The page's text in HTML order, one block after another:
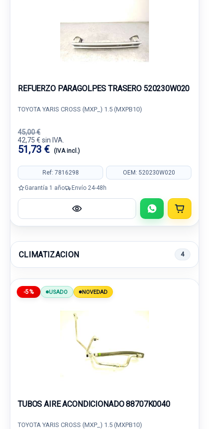
REFUERZO PARAGOLPES TRASERO 520230W020
TOYOTA YARIS CROSS (MXP_) 1.5 (MXPB10)
45,00 €
42,75 € sin IVA.
51,73 € (IVA incl.)
Ref: 7816298 OEM: 520230W020
Garantía 1 año Envío 24-48h
CLIMATIZACION 4
-5% USADO NOVEDAD
TUBOS AIRE ACONDICIONADO 88707K0040
TOYOTA YARIS CROSS (MXP_) 1.5 (MXPB10)